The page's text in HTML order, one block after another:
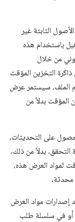
الثابتة غير
باستخدام هذه
من خلال
التخزين المؤقت
الملف، سيستمر عرض
المؤقت بدلاً من
على التحديثات،
التحقق. بدلاً من ذلك،
لمواد العرض هذه،
مواد العرض
أو في سلسلة طلب